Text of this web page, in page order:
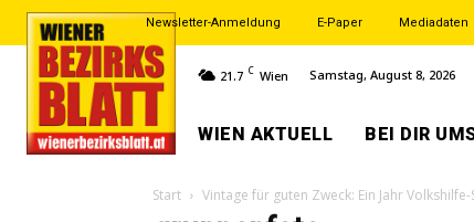
Newsletter-Anmeldung E-Paper Mediadaten
21.7 C Wien Samstag, August 8, 2026
WIEN AKTUELL BEI DIR
Start Vintage für guten Zweck: Ein Jahr Volkshilfe-